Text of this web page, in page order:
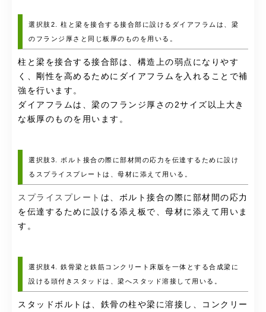
選択肢2. 柱と梁を接合する接合部に設けるダイアフラムは、梁
のフランジ厚さと同じ板厚のものを用いる。
柱と梁を接合する接合部は、構造上の弱点になりやす
く、剛性を高めるためにダイアフラムを入れることで補
強を行います。
ダイアフラムは、梁のフランジ厚さの2サイズ以上大き
な板厚のものを用います。
選択肢3. ボルト接合の際に部材間の応力を伝達するために設け
るスプライスプレートは、母材に添えて用いる。
スプライスプレート は、ボルト接合の際に部材間の応力
を伝達するために設ける添え板で、母材に添えて用いま
す。
選択肢4. 鉄骨梁と鉄筋コンクリート床版を一体とする合成梁に
設ける頭付きスタッドは、梁へスタッド溶接して用いる。
スタッドボルトは、鉄骨の柱や梁に溶接し、コンクリー